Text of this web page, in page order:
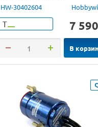
(5.00/16.5мм, 1/10)
бессенсорный
HW-30402604
Т 7 590
В